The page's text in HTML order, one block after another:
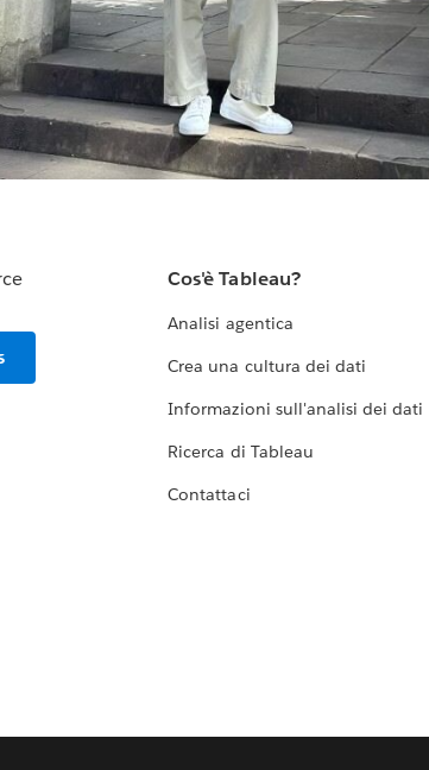
Cos'è Tableau?
Analisi agentica
Crea una cultura dei dati
Informazioni sull'analisi dei dati
Ricerca di Tableau
Contattaci